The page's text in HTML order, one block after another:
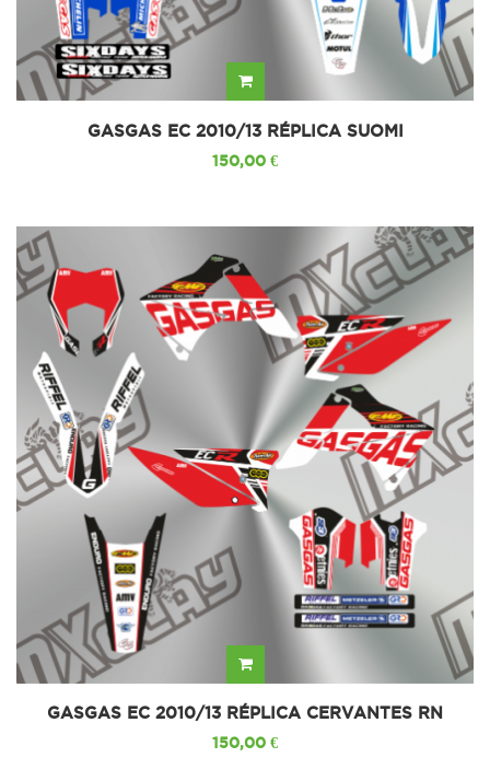
GASGAS EC 2010/13 RÉPLICA SUOMI
150,00 €
GASGAS EC 2010/13 RÉPLICA CERVANTES RN
150,00 €